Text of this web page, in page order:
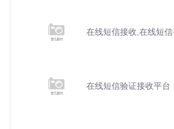
在线短信接收,在线短
在线短信验证接收平台